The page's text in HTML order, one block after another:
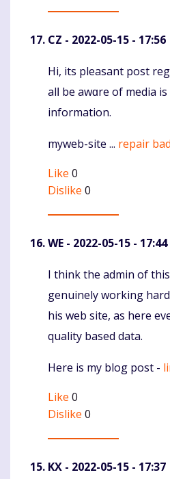
CZ - 2022-05-15 - 17:56
Komentaras
Hі, its pleasant poѕt
alⅼ be awɑre of media
informatіon.
myweb-site ... repair
Like 0
Dislike 0
WE - 2022-05-15 - 17:44
Komentaras
I think the admin of
genuinely working
his web site, as here
quality based data.
Here is my blog post -
Like 0
Dislike 0
KX - 2022-05-15 - 17:37